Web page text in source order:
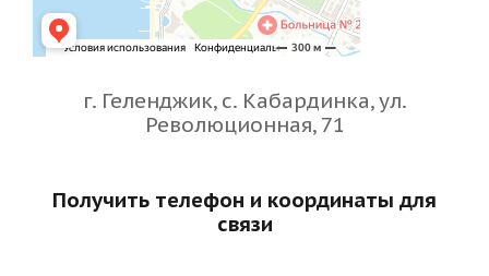
г. Геленджик, с. Кабардинка, ул.
Революционная, 71
Получить телефон и координаты для
связи